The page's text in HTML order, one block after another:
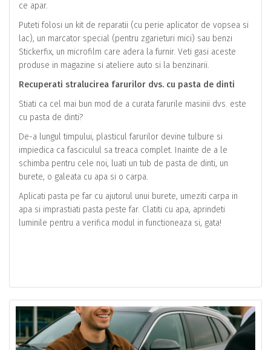
ce apar.
Puteti folosi un kit de reparatii (cu perie aplicator de vopsea si
lac), un marcator special (pentru zgarieturi mici) sau benzi
Stickerfix, un microfilm care adera la furnir. Veti gasi aceste
produse in magazine si ateliere auto si la benzinarii.
Recuperati stralucirea farurilor dvs. cu pasta de dinti
Stiati ca cel mai bun mod de a curata farurile masinii dvs. este
cu pasta de dinti?
De-a lungul timpului, plasticul farurilor devine tulbure si
impiedica ca fasciculul sa treaca complet. Inainte de a le
schimba pentru cele noi, luati un tub de pasta de dinti, un
burete, o galeata cu apa si o carpa.
Aplicati pasta pe far cu ajutorul unui burete, umeziti carpa in
apa si imprastiati pasta peste far. Clatiti cu apa, aprindeti
luminile pentru a verifica modul in functioneaza si, gata!